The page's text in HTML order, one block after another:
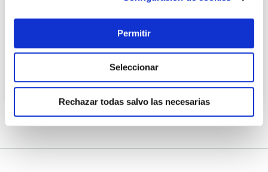
Permitir
Seleccionar
Rechazar todas salvo las necesarias
x 370 x 220 mm
Fac
232,95 €
Añadir al carrito